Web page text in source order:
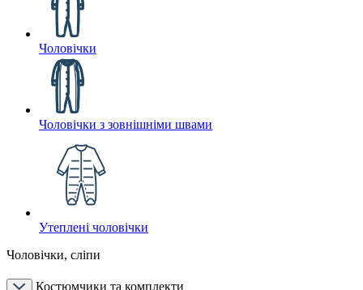
Чоловічки
Чоловічки з зовнішніми швами
Утеплені чоловічки
Чоловічки, сліпи
Костюмчики та комплекти